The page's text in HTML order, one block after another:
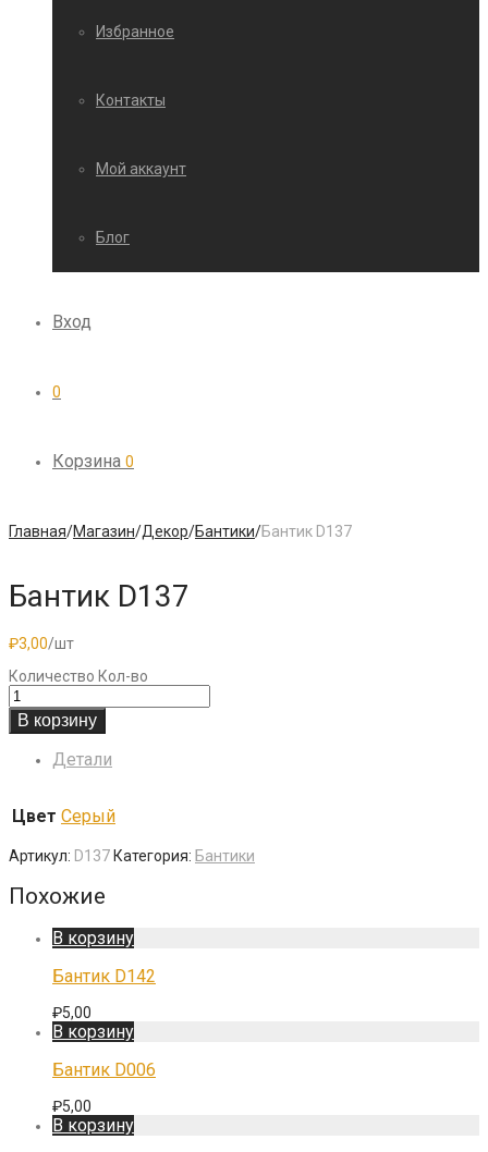
Избранное
Контакты
Мой аккаунт
Блог
Вход
0
Корзина 0
Главная/Магазин/Декор/Бантики/Бантик D137
Бантик D137
₽3,00/шт
Количество Кол-во
В корзину
Детали
Цвет Серый
Артикул: D137Категория: Бантики
Похожие
В корзину
Бантик D142
₽5,00
В корзину
Бантик D006
₽5,00
В корзину